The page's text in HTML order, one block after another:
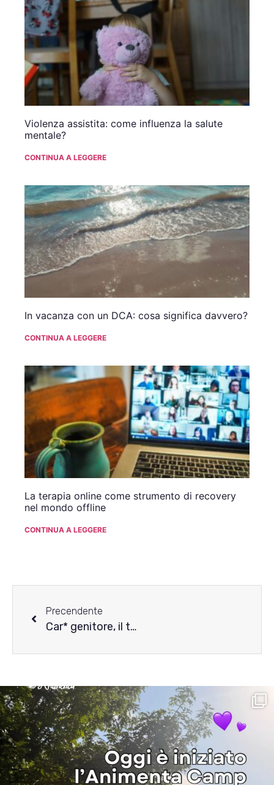
Violenza assistita: come influenza la salute
mentale?
CONTINUA A LEGGERE
In vacanza con un DCA: cosa significa davvero?
CONTINUA A LEGGERE
La terapia online come strumento di recovery
nel mondo offline
CONTINUA A LEGGERE
Precendente
Car* genitore, il tuo rapporto con il cibo può influenzare anche il mio!